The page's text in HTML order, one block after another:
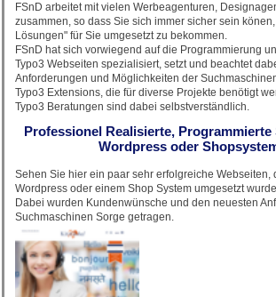
FSnD arbeitet mit vielen Werbeagenturen,
zusammen, so dass Sie sich immer sicher sein
Lösungen" für Sie umgesetzt zu bekommen.
FSnD hat sich vorwiegend auf die Programmierung
Typo3 Webseiten spezialisiert, setzt und beachtet
Anforderungen und Möglichkeiten der
Typo3 Extensions, die für diverse Projekte benötigt
Typo3 Beratungen sind dabei selbstverständlich.
Professionel Realisierte, Programmierte
Wordpress oder
Sehen Sie hier ein paar sehr erfolgreiche Webseiten,
Wordpress oder einem Shop System umgesetzt
Dabei wurden Kundenwünsche und den neuesten
Suchmaschinen Sorge getragen.